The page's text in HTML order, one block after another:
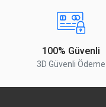
100% Güvenli
3D Güvenli Ödeme